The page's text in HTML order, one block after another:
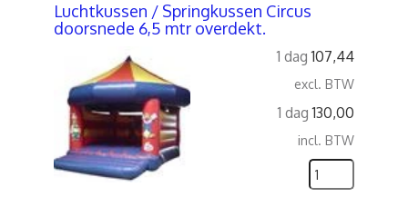
Luchtkussen / Springkussen Circus
doorsnede 6,5 mtr overdekt.
1 dag 107,44
excl. BTW
1 dag 130,00
incl. BTW